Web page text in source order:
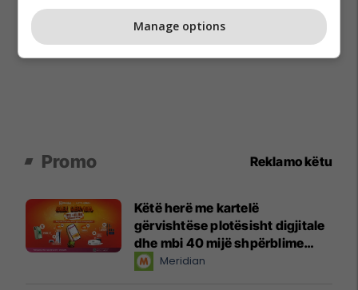
Promo Reklamo këtu
Këtë herë me kartelë
gërvishtëse plotësisht digjitale
dhe mbi 40 mijë shpërblime
instant!Meridian
Manage options